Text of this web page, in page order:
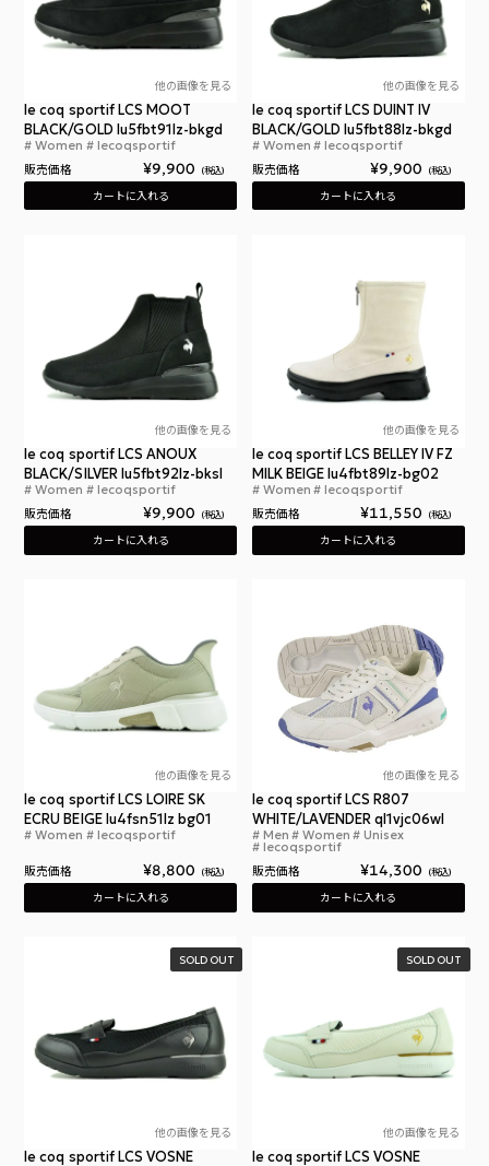
他の画像を見る
ルコックスポルティフ エルシーエス ムート ブラッ
le coq sportif LCS MOOT
BLACK/GOLD lu5fbt91lz-bkgd
Women lecoqsportif
販売価格 ¥9,900 税込
カートに入れる
他の画像を見る
le coq sportif LCS DUINT IV
BLACK/GOLD lu5fbt88lz-bkgd
Women lecoqsportif
販売価格 ¥9,900 税込
カートに入れる
他の画像を見る
ルコックスポルティフ LCS アヌー ブラック シルバ
le coq sportif LCS ANOUX
BLACK/SILVER lu5fbt92lz-bksl
Women lecoqsportif
販売価格 ¥9,900 税込
カートに入れる
他の画像を見る
le coq sportif LCS BELLEY IV FZ
MILK BEIGE lu4fbt89lz-bg02
Women lecoqsportif
販売価格 ¥11,550 税込
カートに入れる
他の画像を見る
ルコックスポルティフ LCS ロワール SK ベージュ
le coq sportif LCS LOIRE SK
ECRU BEIGE lu4fsn51lz bg01
Women lecoqsportif
販売価格 ¥8,800 税込
カートに入れる
他の画像を見る
le coq sportif LCS R807
WHITE/LAVENDER ql1vjc06wl
Men Women Unisex
lecoqsportif
販売価格 ¥14,300 税込
カートに入れる
他の画像を見る
le coq sportif LCS VOSNE
SOLD OUT
他の画像を見る
le coq sportif LCS VOSNE
SOLD OUT